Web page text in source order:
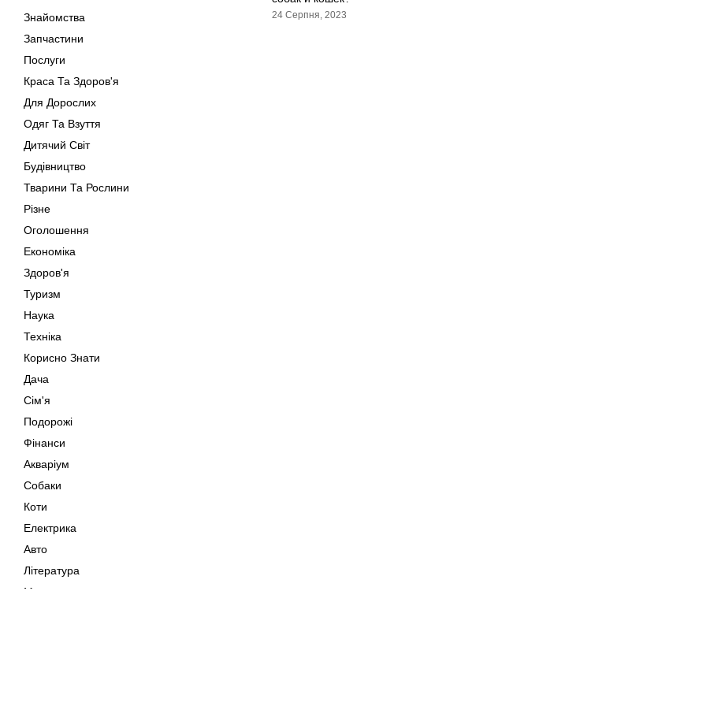
Знайомства
Запчастини
Послуги
Краса Та Здоров'я
Для Дорослих
Одяг Та Взуття
Дитячий Світ
Будівництво
Тварини Та Рослини
Різне
Оголошення
Економіка
Здоров'я
Туризм
Наука
Техніка
Корисно Знати
Дача
Сім'я
Подорожі
Фінанси
Акваріум
Собаки
Коти
Електрика
Авто
Література
Музика
24 Серпня, 2023